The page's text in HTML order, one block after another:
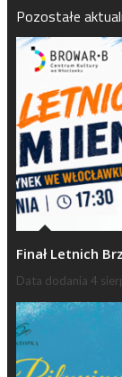
Pozostałe
Finał Letnich
Data dodania 4